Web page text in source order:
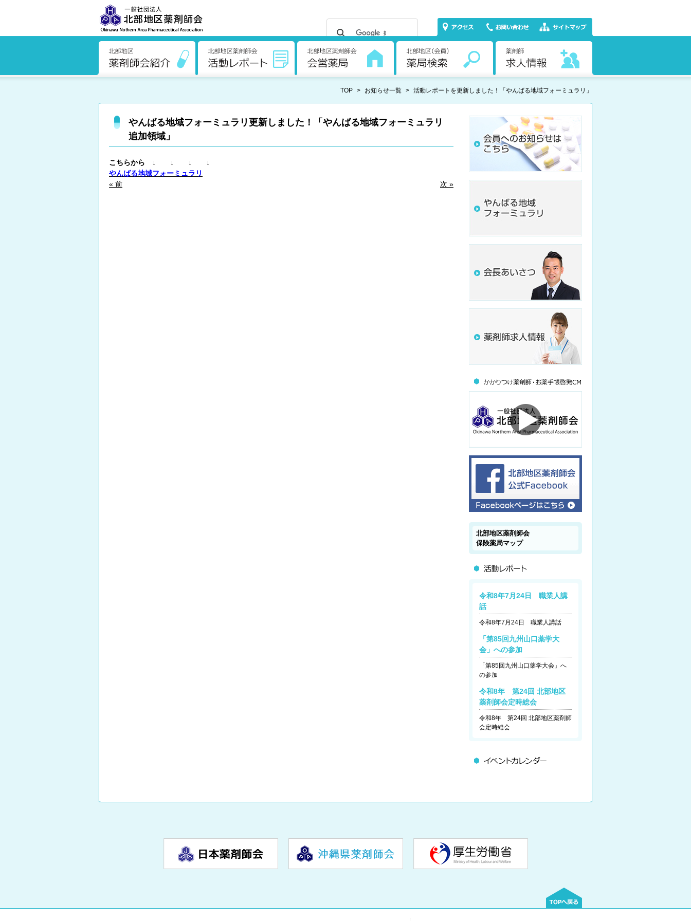
TOP > お知らせ一覧 > 活動レポートを更新しました！「やんばる地域フォーミュラリ」
やんばる地域フォーミュラリ更新しました！「やんばる地域フォーミュラリ
追加領域」
こちらから ↓ ↓ ↓ ↓
やんばる地域フォーミュラリ
« 前
次 »
北部地区薬剤師会
保険薬局マップ
令和8年7月24日 職業人講
話
令和8年7月24日 職業人講話
「第85回九州山口薬学大
会」への参加
「第85回九州山口薬学大会」へ
の参加
令和8年 第24回 北部地区
薬剤師会定時総会
令和8年 第24回 北部地区薬剤師
会定時総会